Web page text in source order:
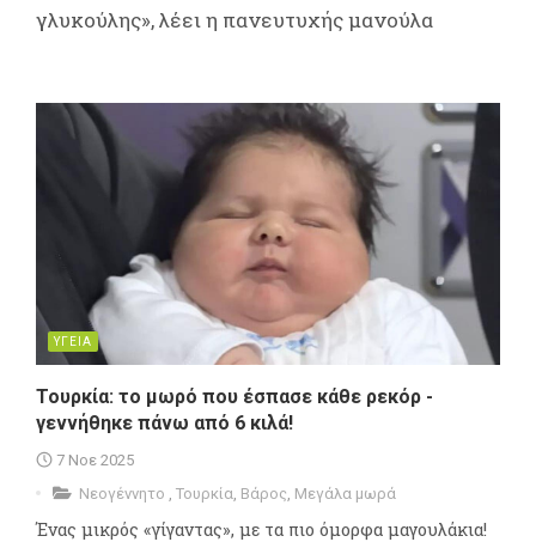
γλυκούλης», λέει η πανευτυχής μανούλα
ΥΓΕΙΑ
Τουρκία: το μωρό που έσπασε κάθε ρεκόρ -
γεννήθηκε πάνω από 6 κιλά!
7 Νοε 2025
Νεογέννητο
Τουρκία Βάρος Μεγάλα μωρά
Ένας μικρός «γίγαντας», με τα πιο όμορφα μαγουλάκια!